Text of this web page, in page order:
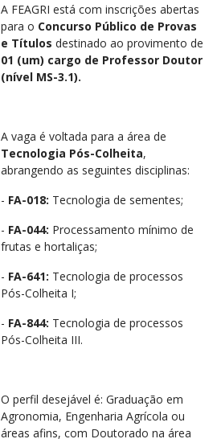
A FEAGRI está com inscrições abertas
para o Concurso Público de Provas
e Títulos destinado ao provimento de
01 (um) cargo de Professor Doutor
(nível MS-3.1).
A vaga é voltada para a área de
Tecnologia Pós-Colheita,
abrangendo as seguintes disciplinas:
- FA-018: Tecnologia de sementes;
- FA-044: Processamento mínimo de
frutas e hortaliças;
- FA-641: Tecnologia de processos
Pós-Colheita I;
- FA-844: Tecnologia de processos
Pós-Colheita III.
O perfil desejável é: Graduação em
Agronomia, Engenharia Agrícola ou
áreas afins, com Doutorado na área